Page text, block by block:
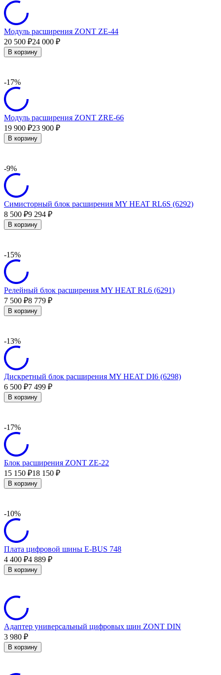
Модуль расширения ZONT ZE-44
20 500 ₽24 000 ₽
В корзину
-17%
Модуль расширения ZONT ZRE-66
19 900 ₽23 900 ₽
В корзину
-9%
Симисторный блок расширения MY HEAT RL6S (6292)
8 500 ₽9 294 ₽
В корзину
-15%
Релейный блок расширения MY HEAT RL6 (6291)
7 500 ₽8 779 ₽
В корзину
-13%
Дискретный блок расширения MY HEAT DI6 (6298)
6 500 ₽7 499 ₽
В корзину
-17%
Блок расширения ZONT ZE-22
15 150 ₽18 150 ₽
В корзину
-10%
Плата цифровой шины E-BUS 748
4 400 ₽4 889 ₽
В корзину
Адаптер универсальный цифровых шин ZONT DIN
3 980 ₽
В корзину